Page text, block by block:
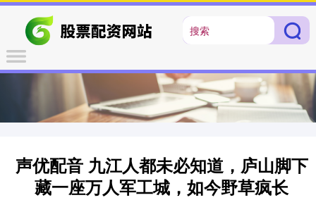
声优配音 九江人都未必知道，庐山脚下
藏一座万人军工城，如今野草疯长